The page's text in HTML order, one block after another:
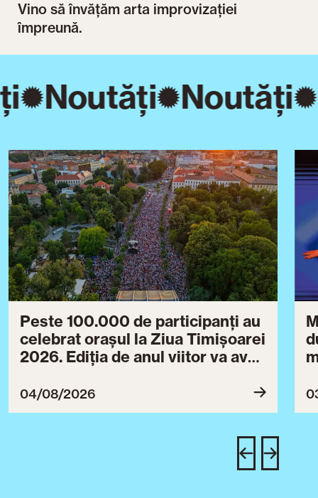
Vino să învățăm arta improvizației
împreună.
Noutăți Noutăți
Peste 100.000 de participanți au
celebrat orașul la Ziua Timișoarei
2026. Ediția de anul viitor va avea
04/08/2026